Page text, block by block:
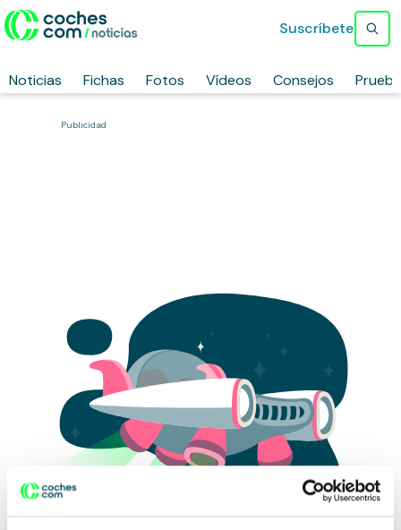
Noticias Fichas Fotos Vídeos Consejos
Suscríbete
Publicidad